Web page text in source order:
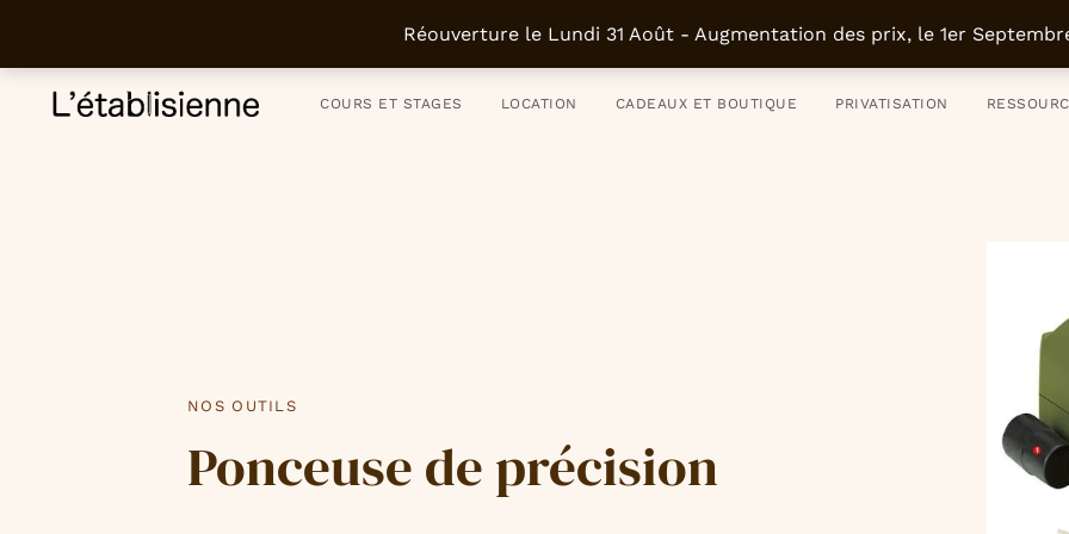
Réouverture le Lundi 31 Août - Augmentation des prix, le 1er
Atelier parisien depuis 2011 - Artisanat du meuble et de l’objet - Découvrir, se former et faire 01 43 46 35
COURS ET STAGES LOCATION CADEAUX ET BOUTIQUE PRIVATISATION
NOS OUTILS
Ponceuse de précision